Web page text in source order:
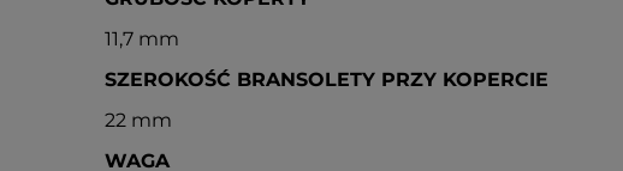
11,7 mm
SZEROKOŚĆ BRANSOLETY PRZY KOPERCIE
22 mm
WAGA